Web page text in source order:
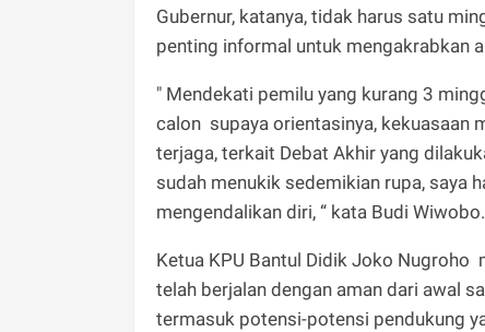
Gubernur, katanya, tidak harus satu
penting informal untuk mengakrabkan
" Mendekati pemilu yang kurang 3
calon supaya orientasinya, kekuasaan
terjaga, terkait Debat Akhir yang
sudah menukik sedemikian rupa, saya
mengendalikan diri, “ kata Budi Wiwobo.
Ketua KPU Bantul Didik Joko
telah berjalan dengan aman dari awal
termasuk potensi-potensi pendukung